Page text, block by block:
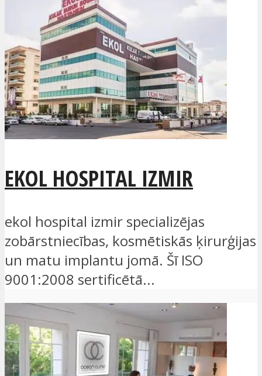
EKOL HOSPITAL IZMIR
ekol hospital izmir specializējas
zobārstniecības, kosmētiskās ķirurģijas
un matu implantu jomā. Šī ISO
9001:2008 sertificētā...